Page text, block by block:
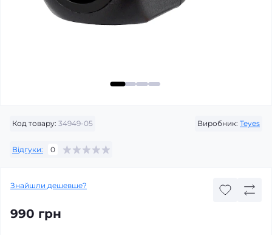
Код товару: 34949-05 Виробник: Teyes
Відгуки: 0
Знайшли дешевше?
990 грн